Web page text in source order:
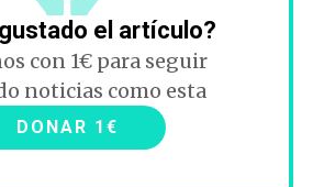
el artículo?
con 1€ para seguir
noticias como esta
DONAR 1€